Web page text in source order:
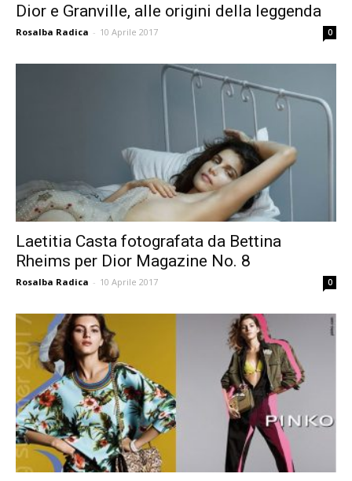
Dior e Granville, alle origini della leggenda
Rosalba Radica - 10 Aprile 2017 0
Laetitia Casta fotografata da Bettina
Rheims per Dior Magazine No. 8
Rosalba Radica - 10 Aprile 2017 0